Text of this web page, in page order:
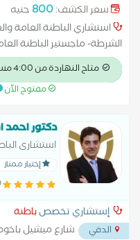
سعر الكشف:800جنيه
استشاري الباطنة العامة
الشرطة- ماجستير الباطنة
متاح النهاردة من 4:00 مساءً
مفتوح الآن
دكتور احمد
استشارى
إختيار ممتاز
إستشاري تخصصباطنة
الدقي شارع ميشيل